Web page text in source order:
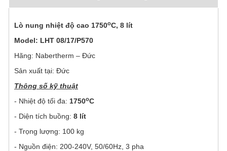
Lò nung nhiệt độ cao 1750oC, 8 lít
Model: LHT 08/17/P570
Hãng: Nabertherm – Đức
Sản xuất tại: Đức
Thông số kỹ thuật
- Nhiệt độ tối đa: 1750oC
- Diện tích buồng: 8 lít
- Trọng lượng: 100 kg
- Nguồn điện: 200-240V, 50/60Hz, 3 pha